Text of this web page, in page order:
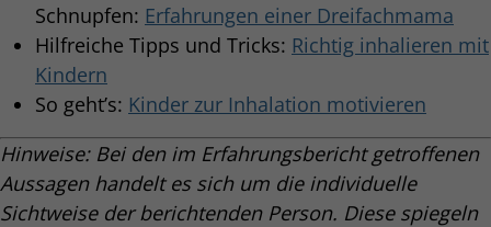
Schnupfen: Erfahrungen einer Dreifachmama
Hilfreiche Tipps und Tricks: Richtig inhalieren mit
Kindern
So geht’s: Kinder zur Inhalation motivieren
Hinweise: Bei den im Erfahrungsbericht getroffenen
Aussagen handelt es sich um die individuelle
Sichtweise der berichtenden Person. Diese spiegeln